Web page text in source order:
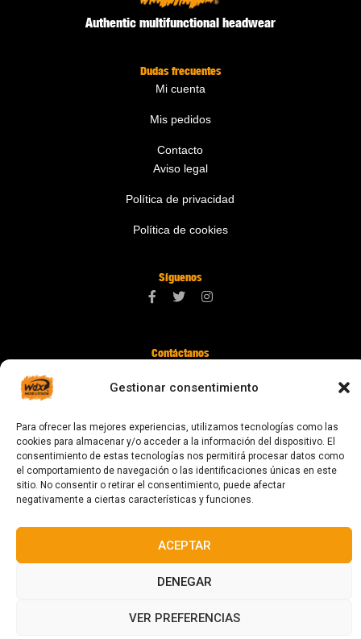
Gestionar consentimiento
Para ofrecer las mejores experiencias, utilizamos tecnologías como las
cookies para almacenar y/o acceder a la información del dispositivo. El
consentimiento de estas tecnologías nos permitirá procesar datos como
el comportamiento de navegación o las identificaciones únicas en este
sitio. No consentir o retirar el consentimiento, puede afectar
negativamente a ciertas características y funciones.
ACEPTAR
DENEGAR
VER PREFERENCIAS
Authentic multifunctional headwear
Dudas frecuentes
Mi cuenta
Mis pedidos
Contacto
Aviso legal
Política de privacidad
Política de cookies
Síguenos
Contáctanos
08024 Barcelona
© 2023 Todos los derechos reservados
Diseñado y fabricado en Barcelona